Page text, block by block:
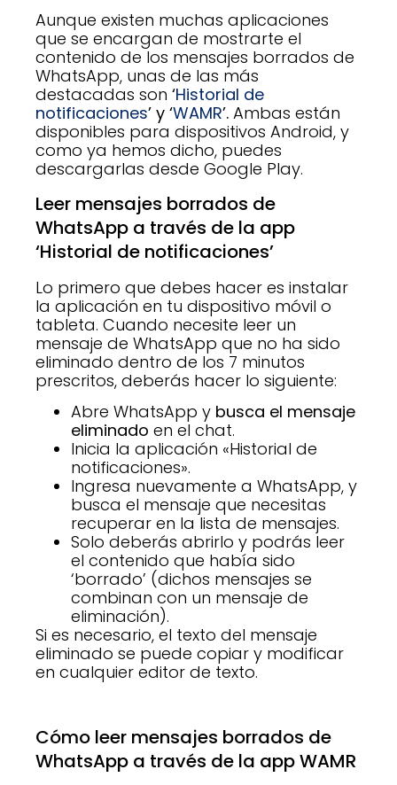
Aunque existen muchas aplicaciones
que se encargan de mostrarte el
contenido de los mensajes borrados de
WhatsApp, unas de las más
destacadas son ‘Historial de
notificaciones’ y ‘WAMR’. Ambas están
disponibles para dispositivos Android, y
como ya hemos dicho, puedes
descargarlas desde Google Play.
Leer mensajes borrados de
WhatsApp a través de la app
‘Historial de notificaciones’
Lo primero que debes hacer es instalar
la aplicación en tu dispositivo móvil o
tableta. Cuando necesite leer un
mensaje de WhatsApp que no ha sido
eliminado dentro de los 7 minutos
prescritos, deberás hacer lo siguiente:
Abre WhatsApp y busca el mensaje
eliminado en el chat.
Inicia la aplicación «Historial de
notificaciones».
Ingresa nuevamente a WhatsApp, y
busca el mensaje que necesitas
recuperar en la lista de mensajes.
Solo deberás abrirlo y podrás leer
el contenido que había sido
‘borrado’ (dichos mensajes se
combinan con un mensaje de
eliminación).
Si es necesario, el texto del mensaje
eliminado se puede copiar y modificar
en cualquier editor de texto.
Cómo leer mensajes borrados de
WhatsApp a través de la app WAMR